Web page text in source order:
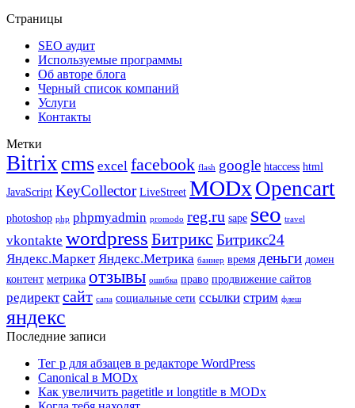
Страницы
SEO аудит
Используемые программы
Об авторе блога
Черный список компаний
Услуги
Контакты
Метки
Bitrixcms excel facebook flash google htaccess html
JavaScript KeyCollector LiveStreet MODxOpencart
photoshop php phpmyadmin promodo reg.ru sape seo travel
vkontakte wordpress Битрикс Битрикс24
Яндекс.Маркет Яндекс.Метрика баннер время деньги домен
контент метрика отзывы ошибка право продвижение сайтов
редирект сайт сапа социальные сети ссылки стрим флеш
яндекс
Последние записи
Тег p для абзацев в редакторе WordPress
Canonical в MODx
Как увеличить pagetitle и longtitle в MODx